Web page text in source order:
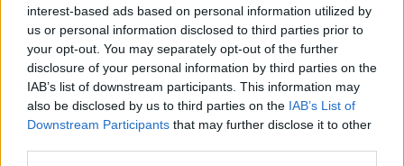
interest-based ads based on personal information utilized by
us or personal information disclosed to third parties prior to
your opt-out. You may separately opt-out of the further
disclosure of your personal information by third parties on the
IAB’s list of downstream participants. This information may
also be disclosed by us to third parties on the IAB’s List of
Downstream Participants that may further disclose it to other
αχ λουλιτσα 03·10·2016 17:49
το πραμα μιλαει απο μονο του σοβαροτης μηδεν, και
επιπροσθετως κρανιοφορος...παραλλαγη στο